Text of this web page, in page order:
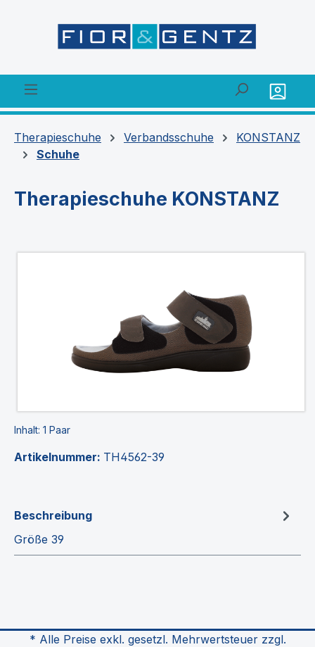
Therapieschuhe Verbandsschuhe
KONSTANZ
Schuhe
Therapieschuhe KONSTANZ
Inhalt: 1 Paar
Artikelnummer: TH4562-39
Beschreibung
Größe 39
* Alle Preise exkl. gesetzl. Mehrwertsteuer zzgl.